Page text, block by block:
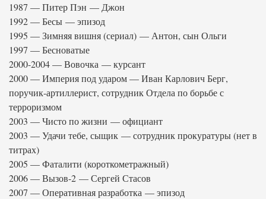
1987 — Питер Пэн — Джон
1992 — Бесы — эпизод
1995 — Зимняя вишня (сериал) — Антон, сын Ольги
1997 — Бесноватые
2000-2004 — Вовочка — курсант
2000 — Империя под ударом — Иван Карлович Берг,
поручик-артиллерист, сотрудник Отдела по борьбе с
терроризмом
2003 — Чисто по жизни — официант
2003 — Удачи тебе, сыщик — сотрудник прокуратуры (нет в
титрах)
2005 — Фаталити (короткометражный)
2006 — Вызов-2 — Сергей Стасов
2007 — Оперативная разработка — эпизод